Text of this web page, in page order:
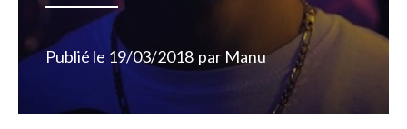
Publié le 19/03/2018 par Manu